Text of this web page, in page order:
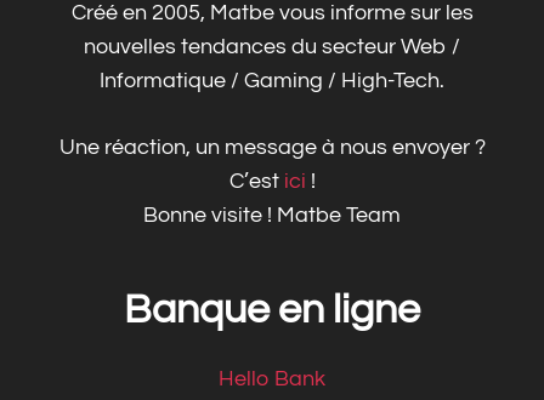
Créé en 2005, Matbe vous informe sur les
nouvelles tendances du secteur Web /
Informatique / Gaming / High-Tech.
Une réaction, un message à nous envoyer ?
C’est ici !
Bonne visite ! Matbe Team
Banque en ligne
Hello Bank